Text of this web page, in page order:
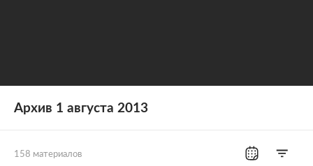
Архив 1 августа 2013
158 материалов